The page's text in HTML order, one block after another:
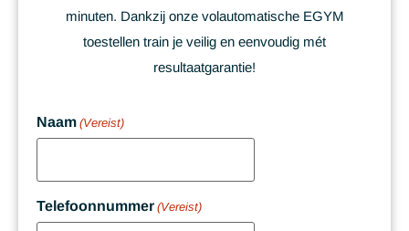
minuten. Dankzij onze volautomatische EGYM
toestellen train je veilig en eenvoudig mét
resultaatgarantie!
Naam (Vereist)
Telefoonnummer (Vereist)